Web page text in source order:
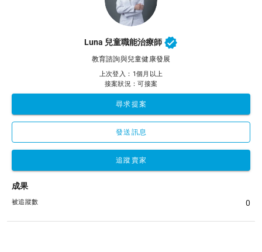
Luna 兒童職能治療師
教育諮詢與兒童健康發展
上次登入：1個月以上
接案狀況：可接案
尋求提案
發送訊息
追蹤賣家
成果
被追蹤數 0